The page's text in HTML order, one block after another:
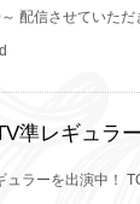
配信させていただ
準レギュラ
ュラーを出演中！